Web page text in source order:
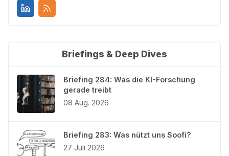
Briefings & Deep Dives
Briefing 284: Was die KI-Forschung
gerade treibt
08 Aug. 2026
Briefing 283: Was nützt uns Soofi?
27 Juli 2026